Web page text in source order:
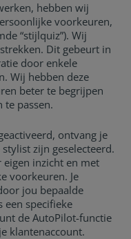
hebben wij
voorkeuren,
“stijlquiz”). Wij
Dit gebeurt in
door enkele
Wij hebben deze
beter te begrijpen
te passen.
ontvang je
zijn geselecteerd.
eigen inzicht en met
voorkeuren. Je
jou bepaalde
een specifieke
de AutoPilot-functie
klantenaccount.